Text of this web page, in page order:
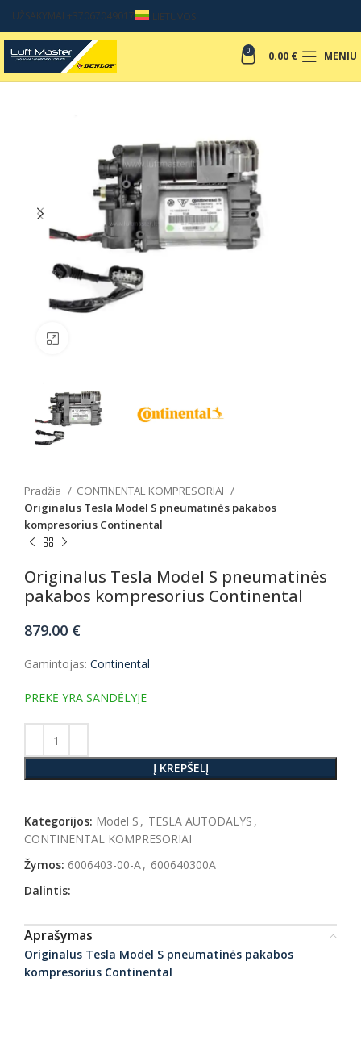
UŽSAKYMAI +37067049017 LIETUVOS
0 0.00 € MENIU
Pradžia
CONTINENTAL KOMPRESORIAI
Originalus Tesla Model S pneumatinės pakabos
kompresorius Continental
Originalus Tesla Model S pneumatinės
pakabos kompresorius Continental
879.00 €
Gamintojas: Continental
PREKĖ YRA SANDĖLYJE
Į KREPŠELĮ
Kategorijos: Model S , TESLA AUTODALYS ,
CONTINENTAL KOMPRESORIAI
Žymos: 6006403-00-A, 600640300A
Dalintis:
Aprašymas
Originalus Tesla Model S pneumatinės pakabos
kompresorius Continental